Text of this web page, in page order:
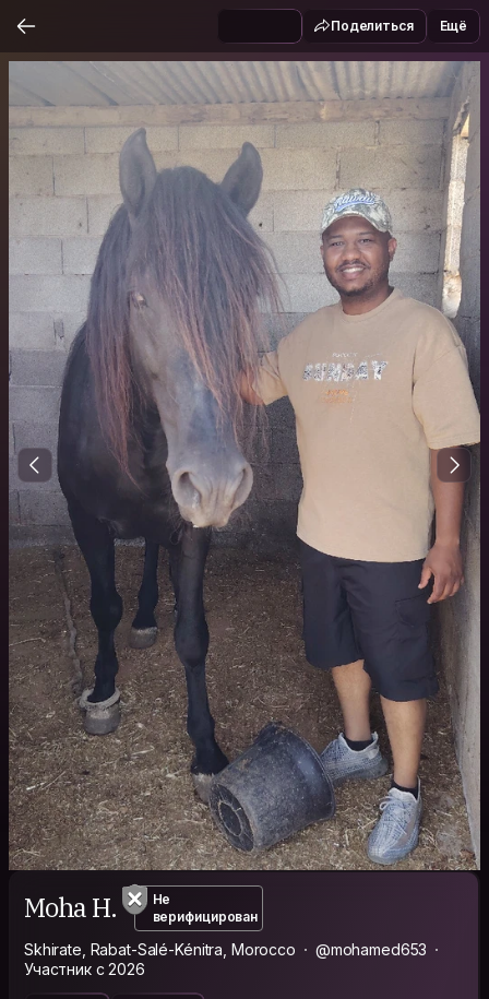
Поделиться Ещё
Moha H.
Не
верифицирован
Skhirate, Rabat-Salé-Kénitra, Morocco
@mohamed653
Участник с 2026